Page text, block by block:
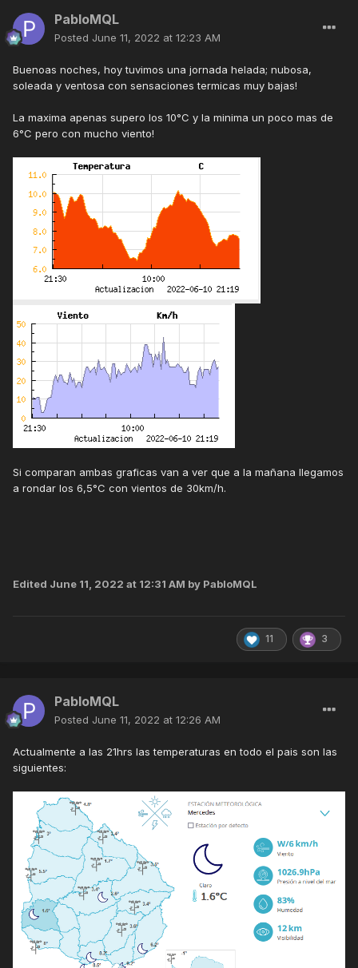
PabloMQL
Posted June 11, 2022 at 12:23 AM
Buenoas noches, hoy tuvimos una jornada helada; nubosa,
soleada y ventosa con sensaciones termicas muy bajas!
La maxima apenas supero los 10°C y la minima un poco mas de
6°C pero con mucho viento!
Si comparan ambas graficas van a ver que a la mañana llegamos
a rondar los 6,5°C con vientos de 30km/h.
Edited June 11, 2022 at 12:31 AM by PabloMQL
11 3
PabloMQL
Posted June 11, 2022 at 12:26 AM
Actualmente a las 21hrs las temperaturas en todo el pais son las
siguientes: